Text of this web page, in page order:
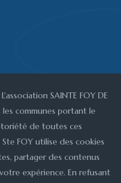
SAINTE FOY DE
communes portant le
de toutes ces
FOY utilise des cookies
partager des contenus
expérience. En refusant